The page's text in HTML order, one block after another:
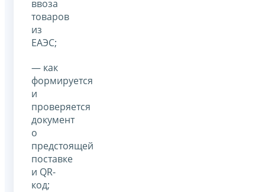
ввоза
товаров
из
ЕАЭС;
— как
формируется
и
проверяется
документ
о
предстоящей
поставке
и QR-
код;